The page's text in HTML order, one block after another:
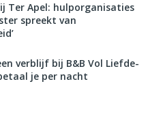
Ter Apel: hulporganisaties
spreekt van
verblijf bij B&B Vol Liefde-
je per nacht